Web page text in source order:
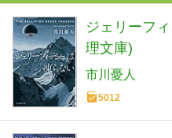
ジェリーフ
理文庫)
市川憂人
5012